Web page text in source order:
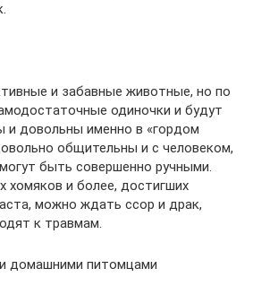
и забавные животные, но по
одиночки и будут
и довольны именно в «гордом
общительны и с человеком,
быть совершенно ручными.
хомяков и более, достигших
можно ждать ссор и драк,
к травмам.
домашними питомцами